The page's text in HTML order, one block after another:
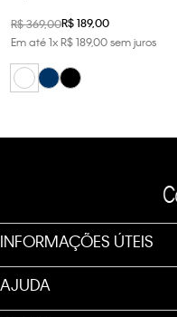
R$369,00R$189,00
Em até1xR$189,00sem juros
INFORMAÇÕES ÚTEIS
AJUDA